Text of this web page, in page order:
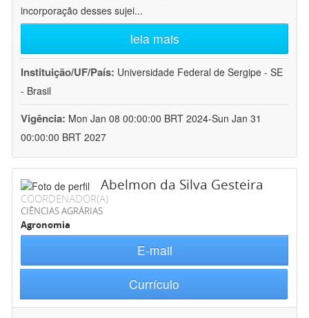
incorporação desses sujei...
leia mais
Instituição/UF/País: Universidade Federal de Sergipe - SE
- Brasil
Vigência: Mon Jan 08 00:00:00 BRT 2024-Sun Jan 31
00:00:00 BRT 2027
Abelmon da Silva Gesteira
COORDENADOR(A)
CIÊNCIAS AGRÁRIAS
Agronomia
E-mail
Currículo